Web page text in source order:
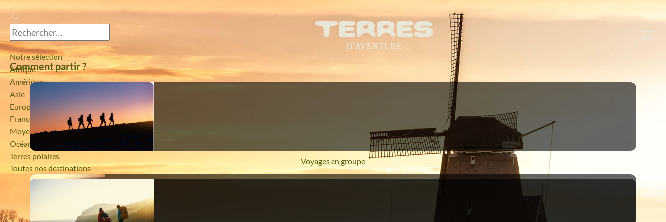
Notre sélection
Afrique
Amérique
Asie
Europe
France
Moyen-Orient
Océanie
Terres polaires
Toutes nos destinations
Comment partir ?
Voyages en groupe